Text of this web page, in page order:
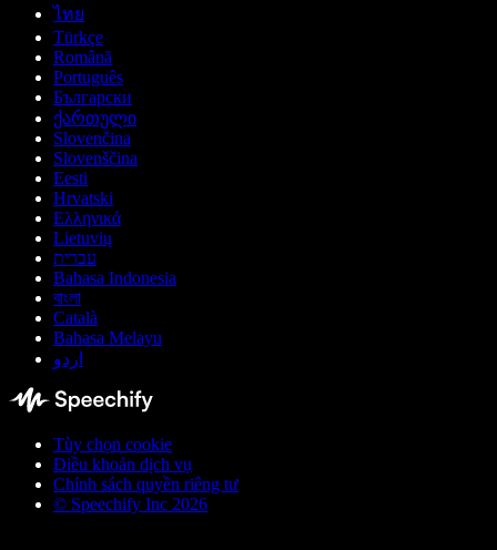
ไทย
Türkçe
Română
Português
Български
ქართული
Slovenčina
Slovenščina
Eesti
Hrvatski
Ελληνικά
Lietuvių
עברית
Bahasa Indonesia
বাংলা
Català
Bahasa Melayu
اردو
Tùy chọn cookie
Điều khoản dịch vụ
Chính sách quyền riêng tư
© Speechify Inc 2026